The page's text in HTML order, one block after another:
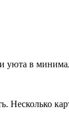
уюта в